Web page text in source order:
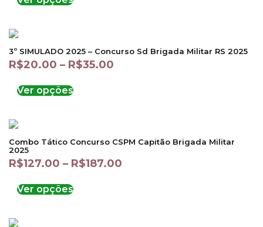
3º SIMULADO 2025 – Concurso Sd Brigada Militar RS 2025
R$20.00 – R$35.00
Ver opções
Combo Tático Concurso CSPM Capitão Brigada Militar
2025
R$127.00 – R$187.00
Ver opções